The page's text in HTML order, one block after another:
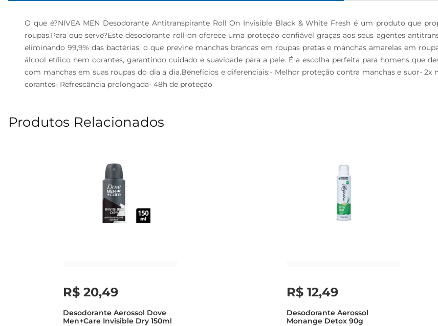
O que é?NIVEA MEN Desodorante Antitranspirante Roll On Invisible Black & White Fresh é um produto que
roupas.Para que serve?Este desodorante roll-on oferece uma proteção confiável graças aos seus agentes
eliminando 99,9% das bactérias, o que previne manchas brancas em roupas pretas e manchas amarelas em
álcool etílico nem corantes, garantindo cuidado e suavidade para a pele. É a escolha perfeita para homens que
com manchas em suas roupas do dia a dia.Benefícios e diferenciais:- Melhor proteção contra manchas e suor-
corantes- Refrescância prolongada- 48h de proteção
Produtos Relacionados
R$ 20,49
Desodorante Aerossol Dove
Men+Care Invisible Dry 150ml
R$ 12,49
Desodorante Aerossol
Monange Detox 90g